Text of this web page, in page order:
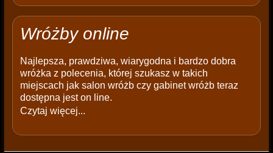
Wróżby online
Najlepsza, prawdziwa, wiarygodna i bardzo dobra
wróżka z polecenia, której szukasz w takich
miejscach jak salon wróżb czy gabinet wróżb teraz
dostępna jest on line.
Czytaj więcej...